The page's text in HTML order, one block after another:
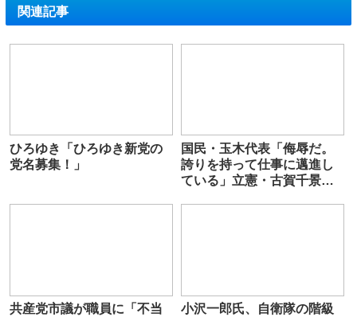
関連記事
ひろゆき「ひろゆき新党の
党名募集！」
国民・玉木代表「侮辱だ。
誇りを持って仕事に邁進し
ている」立憲・古賀千景議
共産党市議が職員に「不当
小沢一郎氏、自衛隊の階級